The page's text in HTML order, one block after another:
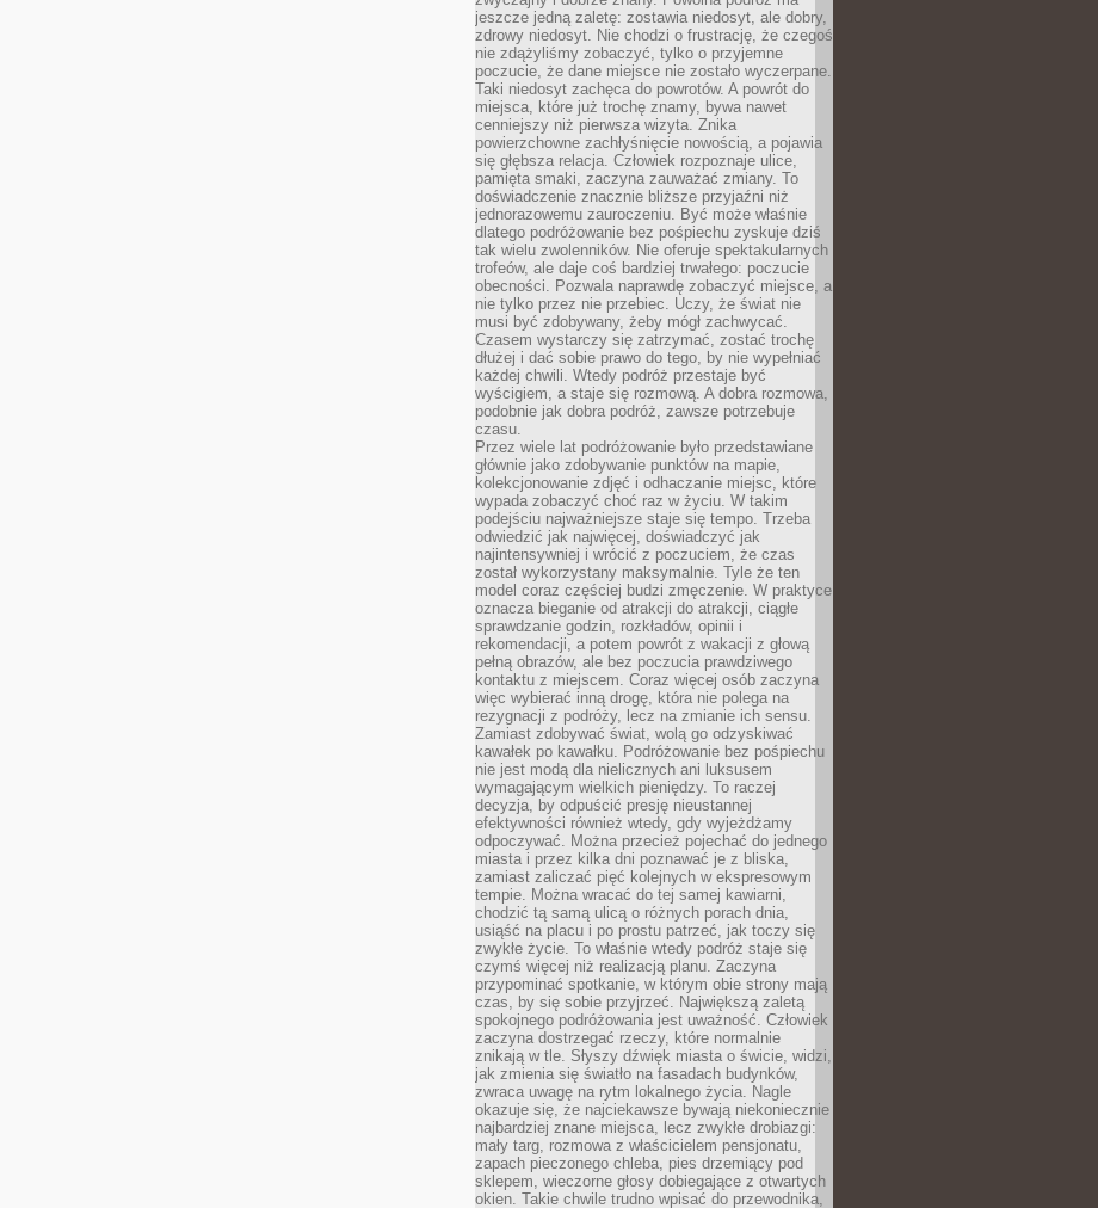
jeszcze jedną zaletę: zostawia niedosyt, ale dobry,
zdrowy niedosyt. Nie chodzi o frustrację, że czegoś
nie zdążyliśmy zobaczyć, tylko o przyjemne
poczucie, że dane miejsce nie zostało wyczerpane.
Taki niedosyt zachęca do powrotów. A powrót do
miejsca, które już trochę znamy, bywa nawet
cenniejszy niż pierwsza wizyta. Znika
powierzchowne zachłyśnięcie nowością, a pojawia
się głębsza relacja. Człowiek rozpoznaje ulice,
pamięta smaki, zaczyna zauważać zmiany. To
doświadczenie znacznie bliższe przyjaźni niż
jednorazowemu zauroczeniu. Być może właśnie
dlatego podróżowanie bez pośpiechu zyskuje dziś
tak wielu zwolenników. Nie oferuje spektakularnych
trofeów, ale daje coś bardziej trwałego: poczucie
obecności. Pozwala naprawdę zobaczyć miejsce, a
nie tylko przez nie przebiec. Uczy, że świat nie
musi być zdobywany, żeby mógł zachwycać.
Czasem wystarczy się zatrzymać, zostać trochę
dłużej i dać sobie prawo do tego, by nie wypełniać
każdej chwili. Wtedy podróż przestaje być
wyścigiem, a staje się rozmową. A dobra rozmowa,
podobnie jak dobra podróż, zawsze potrzebuje
czasu.
Przez wiele lat podróżowanie było przedstawiane
głównie jako zdobywanie punktów na mapie,
kolekcjonowanie zdjęć i odhaczanie miejsc, które
wypada zobaczyć choć raz w życiu. W takim
podejściu najważniejsze staje się tempo. Trzeba
odwiedzić jak najwięcej, doświadczyć jak
najintensywniej i wrócić z poczuciem, że czas
został wykorzystany maksymalnie. Tyle że ten
model coraz częściej budzi zmęczenie. W praktyce
oznacza bieganie od atrakcji do atrakcji, ciągłe
sprawdzanie godzin, rozkładów, opinii i
rekomendacji, a potem powrót z wakacji z głową
pełną obrazów, ale bez poczucia prawdziwego
kontaktu z miejscem. Coraz więcej osób zaczyna
więc wybierać inną drogę, która nie polega na
rezygnacji z podróży, lecz na zmianie ich sensu.
Zamiast zdobywać świat, wolą go odzyskiwać
kawałek po kawałku. Podróżowanie bez pośpiechu
nie jest modą dla nielicznych ani luksusem
wymagającym wielkich pieniędzy. To raczej
decyzja, by odpuścić presję nieustannej
efektywności również wtedy, gdy wyjeżdżamy
odpoczywać. Można przecież pojechać do jednego
miasta i przez kilka dni poznawać je z bliska,
zamiast zaliczać pięć kolejnych w ekspresowym
tempie. Można wracać do tej samej kawiarni,
chodzić tą samą ulicą o różnych porach dnia,
usiąść na placu i po prostu patrzeć, jak toczy się
zwykłe życie. To właśnie wtedy podróż staje się
czymś więcej niż realizacją planu. Zaczyna
przypominać spotkanie, w którym obie strony mają
czas, by się sobie przyjrzeć. Największą zaletą
spokojnego podróżowania jest uważność. Człowiek
zaczyna dostrzegać rzeczy, które normalnie
znikają w tle. Słyszy dźwięk miasta o świcie, widzi,
jak zmienia się światło na fasadach budynków,
zwraca uwagę na rytm lokalnego życia. Nagle
okazuje się, że najciekawsze bywają niekoniecznie
najbardziej znane miejsca, lecz zwykłe drobiazgi:
mały targ, rozmowa z właścicielem pensjonatu,
zapach pieczonego chleba, pies drzemiący pod
sklepem, wieczorne głosy dobiegające z otwartych
okien. Takie chwile trudno wpisać do przewodnika,